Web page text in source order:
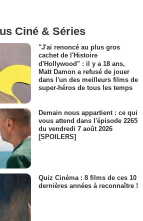
Ciné & Séries
"J'ai renoncé au plus gros
cachet de l'Histoire
d'Hollywood" : il y a 18 ans,
Matt Damon a refusé de jouer
dans l'un des meilleurs films de
super-héros de tous les temps
Demain nous appartient : ce qui
vous attend dans l'épisode 2265
du vendredi 7 août 2026
[SPOILERS]
Quiz Cinéma : 8 films de ces 10
dernières années à reconnaître !